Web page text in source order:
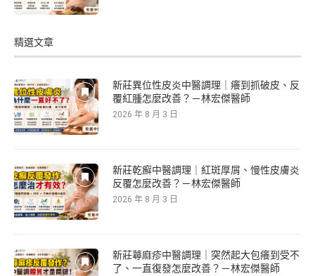
精選文章
新莊異位性皮炎中醫調理｜癢到抓破皮、反
覆紅腫怎麼改善？－林宏傑醫師
2026 年 8 月 3 日
新莊乾癬中醫調理｜紅斑厚屑、慢性皮膚炎
反覆怎麼改善？－林宏傑醫師
2026 年 8 月 3 日
新莊蕁麻疹中醫調理｜突然起大包癢到受不
了、一直復發怎麼改善？－林宏傑醫師